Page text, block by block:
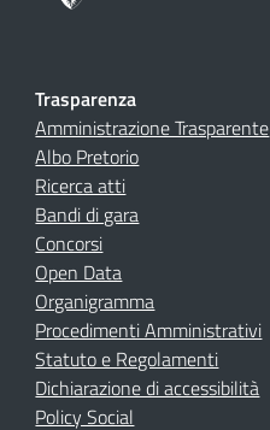
Trasparenza
Amministrazione Trasparente
Albo Pretorio
Ricerca atti
Bandi di gara
Concorsi
Open Data
Organigramma
Procedimenti Amministrativi
Statuto e Regolamenti
Dichiarazione di accessibilità
Policy Social